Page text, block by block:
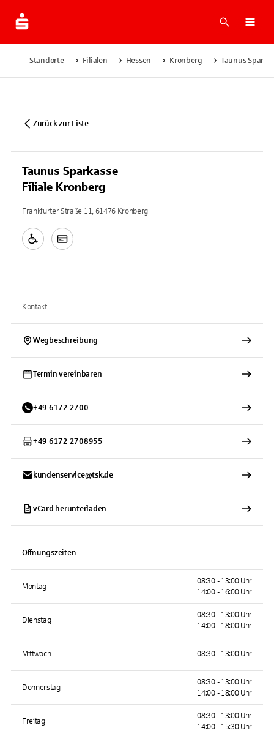
Suche
Standorte Filialen Hessen Kronberg Taunus
Zurück zur Liste
Taunus Sparkasse
Filiale Kronberg
Frankfurter Straße 11, 61476 Kronberg
Kontakt
Wegbeschreibung
Termin vereinbaren
+49 6172 2700
+49 6172 2708955
kundenservice@tsk.de
vCard herunterladen
Öffnungszeiten
Montag
08:30 - 13:00 Uhr
14:00 - 16:00 Uhr
Dienstag
08:30 - 13:00 Uhr
14:00 - 18:00 Uhr
Mittwoch 08:30 - 13:00 Uhr
Donnerstag
08:30 - 13:00 Uhr
14:00 - 18:00 Uhr
Freitag
08:30 - 13:00 Uhr
14:00 - 15:30 Uhr